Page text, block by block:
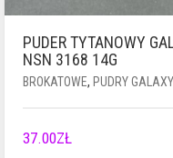
PUDER TYTANOWY
NSN 3168 14G
BROKATOWE, PUDRY GALAXY
37.00ZŁ